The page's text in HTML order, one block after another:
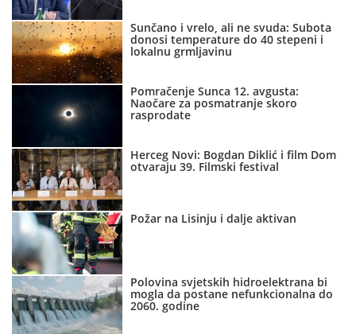
Sunčano i vrelo, ali ne svuda: Subota
donosi temperature do 40 stepeni i
lokalnu grmljavinu
Pomračenje Sunca 12. avgusta:
Naočare za posmatranje skoro
rasprodate
Herceg Novi: Bogdan Diklić i film Dom
otvaraju 39. Filmski festival
Požar na Lisinju i dalje aktivan
Polovina svjetskih hidroelektrana bi
mogla da postane nefunkcionalna do
2060. godine